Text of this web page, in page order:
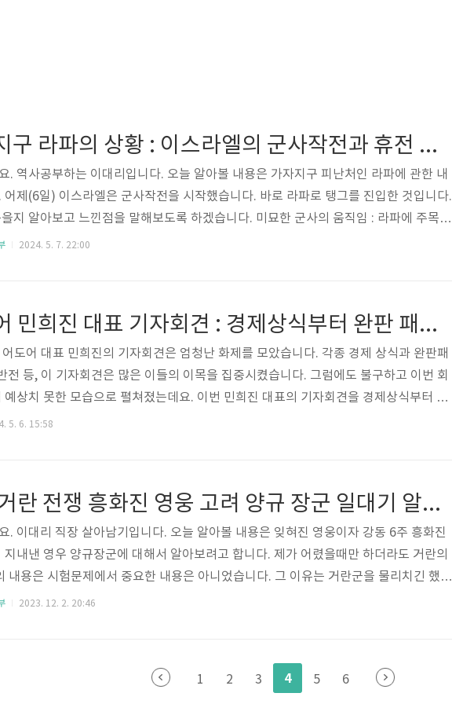
가자지구 라파의 상황 : 이스라엘의 군사작전과 휴전 논의 평화를 위한 노력
. 역사공부하는 이대리입니다. 오늘 알아볼 내용은 가자지구 피난처인 라파에 관한 내
어제(6일) 이스라엘은 군사작전을 시작했습니다. 바로 라파로 탱그를 진입한 것입니다.
지 알아보고 느낀점을 말해보도록 하겠습니다. 미묘한 군사의 움직임 : 라파에 주목하
이스라엘 탱크가 라파 동부로 진입하며 재개된 휴전협상에 난항이 예상되고 있습니
엘의 군사작전 강행 의지로 인해 지상전이 임박한 ..
2024. 5. 7. 22:00
어도어 민희진 대표 기자회견 : 경제상식부터 완판 패션까지
도어 대표 민희진의 기자회견은 엄청난 화제를 모았습니다. 각종 경제 상식과 완판패
전 등, 이 기자회견은 많은 이들의 이목을 집중시켰습니다. 그럼에도 불구하고 이번 회
예상치 못한 모습으로 펼쳐졌는데요. 이번 민희진 대표의 기자회견을 경제상식부터 완
알아보도록 하겠습니다. 민희진에 적영된 업무상 배임죄 민희진 대표에게 적용된 업
에 고발했습니다. 여기서 업무상 배임죄..
5. 6. 15:58
고려 거란 전쟁 흥화진 영웅 고려 양규 장군 일대기 알아보기
. 이대리 직장 살아남기입니다. 오늘 알아볼 내용은 잊혀진 영웅이자 강동 6주 흥화진
지내낸 영우 양규장군에 대해서 알아보려고 합니다. 제가 어렸을때만 하더라도 거란의
내용은 시험문제에서 중요한 내용은 아니었습니다. 그 이유는 거란군을 물리치긴 했지
30만대군과 양규와 강조를 잃었을만큼 큰 피해가 있었기 때문입니다. 하지만 생각해
이 듭니다. 과연 어떤 분이실지 자세히 알아보도록 하겠습니다. 출생과정(기록으로 남아
)거란과 전쟁이 일어나기 이전의 양규의 출생과 성장과정..
2023. 12. 2. 20:46
1 2 3 4 5 6